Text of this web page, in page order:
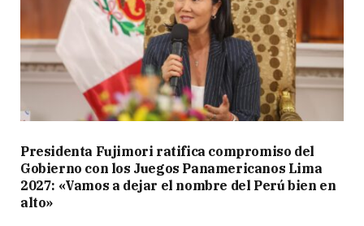
Presidenta Fujimori ratifica compromiso del
Gobierno con los Juegos Panamericanos Lima
2027: «Vamos a dejar el nombre del Perú bien en
alto»